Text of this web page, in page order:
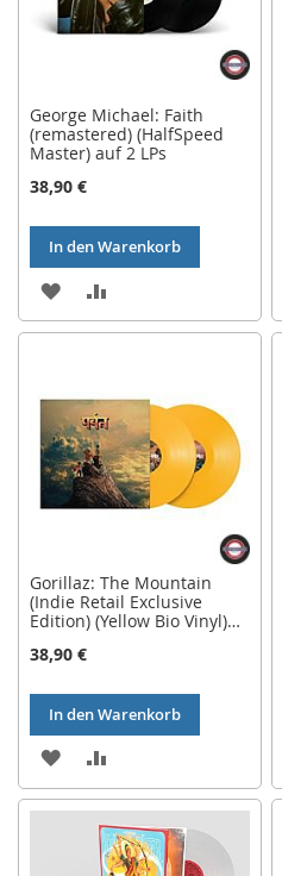
George Michael: Faith
(remastered) (HalfSpeed
Master) auf 2 LPs
38,90 €
In den Warenkorb
ZUR
WUNSCHLISTE
VERGLEICHSLISTE
Gorillaz: The Mountain
(Indie Retail Exclusive
Edition) (Yellow Bio Vinyl)
38,90 €
In den Warenkorb
ZUR
WUNSCHLISTE
HINZUFÜGEN
VERGLEICHSLISTE
HINZUFÜGEN